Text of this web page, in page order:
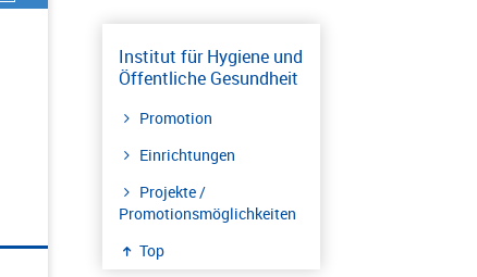
Institut für Hygiene und
Öffentliche Gesundheit
Promotion
Einrichtungen
Projekte /
Promotionsmöglichkeiten
Top